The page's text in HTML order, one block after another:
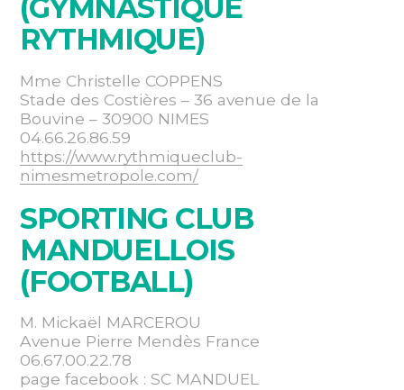
(GYMNASTIQUE
RYTHMIQUE)
Mme Christelle COPPENS
Stade des Costières – 36 avenue de la
Bouvine – 30900 NIMES
04.66.26.86.59
https://www.rythmiqueclub-
nimesmetropole.com/
SPORTING CLUB
MANDUELLOIS
(FOOTBALL)
M. Mickaël MARCEROU
Avenue Pierre Mendès France
06.67.00.22.78
page facebook : SC MANDUEL